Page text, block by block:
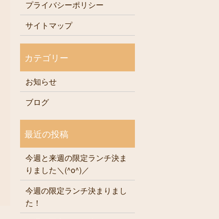
プライバシーポリシー
サイトマップ
お知らせ
ブログ
今週と来週の限定ランチ決ま
りました＼(^o^)／
今週の限定ランチ決まりまし
た！